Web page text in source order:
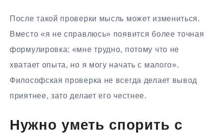
После такой проверки мысль может измениться.
Вместо «я не справлюсь» появится более точная
формулировка: «мне трудно, потому что не
хватает опыта, но я могу начать с малого».
Философская проверка не всегда делает вывод
приятнее, зато делает его честнее.
Нужно уметь спорить с